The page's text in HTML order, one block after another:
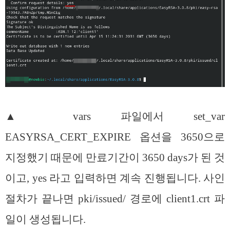
▲ vars 파일에서 set_var
EASYRSA_CERT_EXPIRE 옵션을 3650으로
지정했기 때문에 만료기간이 3650 days가 된 것
이고, yes 라고 입력하면 계속 진행됩니다. 사인
절차가 끝나면 pki/issued/ 경로에 client1.crt 파
일이 생성됩니다.